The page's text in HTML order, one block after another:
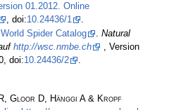
01.2012. Online
, doi:10.24436/1
World Spider Catalog . Natural
http://wsc.nmbe.ch
, Version
doi:10.24436/2 .
Gloor D, Hänggi A & Kropf